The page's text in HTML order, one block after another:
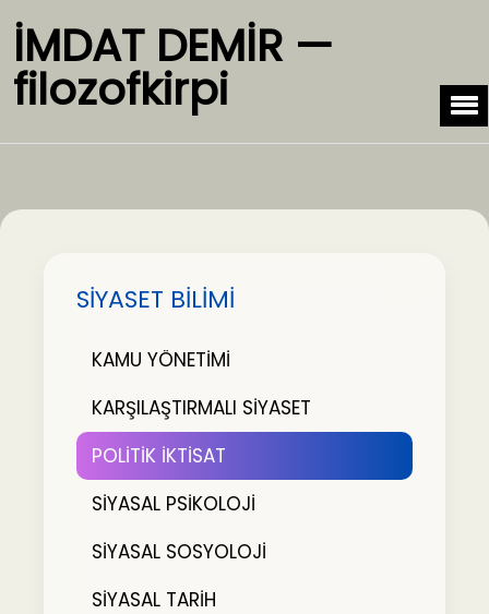
İMDAT DEMİR —
filozofkirpi
SİYASET BİLİMİ
KAMU YÖNETİMİ
KARŞILAŞTIRMALI SİYASET
POLİTİK İKTİSAT
SİYASAL PSİKOLOJİ
SİYASAL SOSYOLOJİ
SİYASAL TARİH